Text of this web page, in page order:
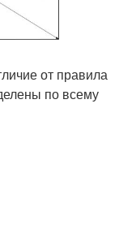
от правила
по всему